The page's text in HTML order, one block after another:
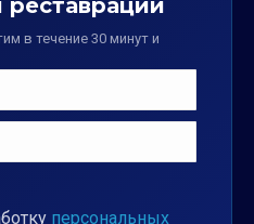
реставрации
в течение 30 минут и
персональных